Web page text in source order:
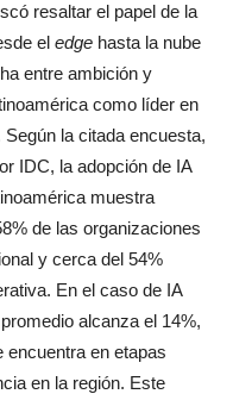
resaltar el papel de la
el edge hasta la nube
entre ambición y
como líder en
la citada encuesta,
IDC, la adopción de IA
muestra
de las organizaciones
y cerca del 54%
En el caso de IA
alcanza el 14%,
encuentra en etapas
en la región. Este